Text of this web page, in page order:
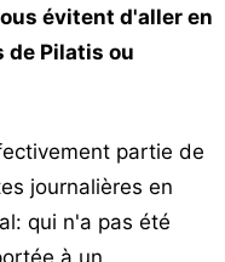
évitent d'aller en
de Pilatis ou
partie de
journalières en
qui n'a pas été
à un